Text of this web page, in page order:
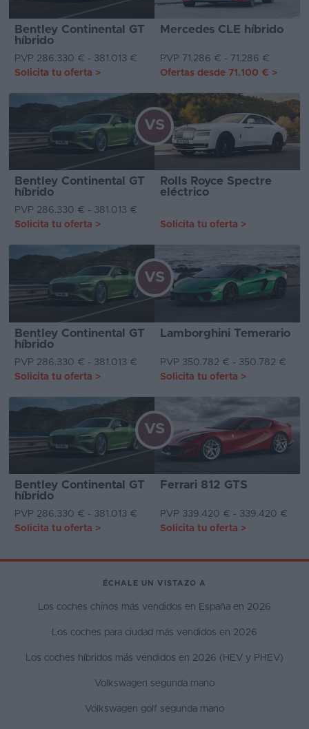
Bentley Continental GT
híbrido
Mercedes CLE híbrido
PVP 286.330 € - 381.013 €
PVP 71.286 € - 71.286 €
Solicita tu oferta > Ofertas desde 71.100 € >
Bentley Continental GT
híbrido
Rolls Royce Spectre
eléctrico
VS
PVP 286.330 € - 381.013 €
Solicita tu oferta > Solicita tu oferta >
Bentley Continental GT
híbrido
Lamborghini Temerario
VS
PVP 286.330 € - 381.013 €
PVP 350.782 € - 350.782 €
Solicita tu oferta > Solicita tu oferta >
Bentley Continental GT
híbrido
Ferrari 812 GTS
VS
PVP 286.330 € - 381.013 €
PVP 339.420 € - 339.420 €
Solicita tu oferta > Solicita tu oferta >
ÉCHALE UN VISTAZO A
Los coches chinos más vendidos en España en 2026
Los coches para ciudad más vendidos en 2026
Los coches híbridos más vendidos en 2026 (HEV y PHEV)
Volkswagen segunda mano
Volkswagen golf segunda mano